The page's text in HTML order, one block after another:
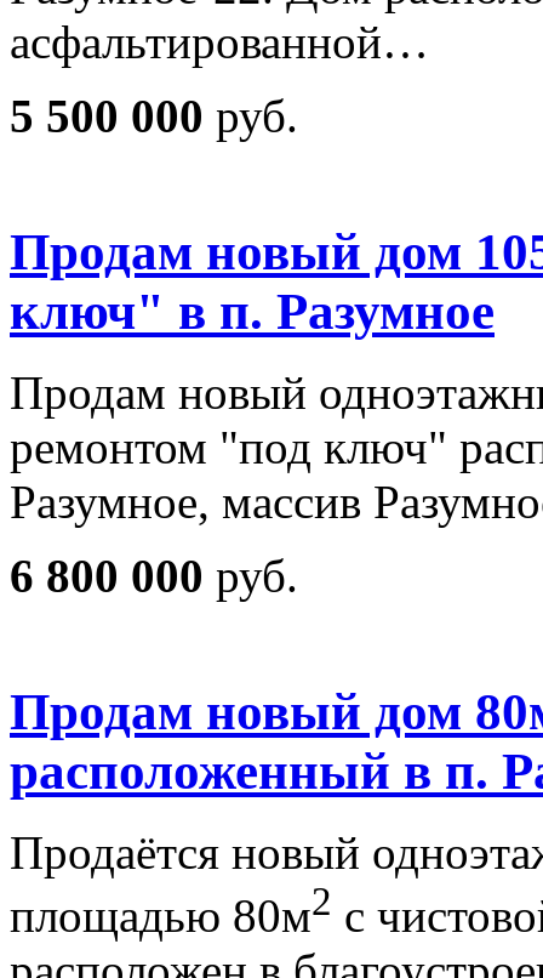
асфальтированной…
5 500 000 руб.
Продам новый дом
ключ" в п. Разумное
Продам новый
ремонтом "под ключ"
Разумное, массив
6 800 000 руб.
Продам новый дом
расположенный в п.
Продаётся новый
площадью 80м2 с